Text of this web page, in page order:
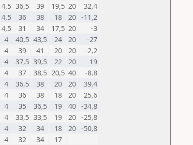
4,5 36,5 39 19,5 20
32,4
4,5 36 38 18 20 -11,2
4,5 31 34 17,5 20
-3
4 40,5 43,5 24 20
-27
4 39 41 20 20
-2,2
4 37,5 39,5 22 20
19
4 37 38,5 20,5 40
-8,8
4 36,5 38 20 20
39,4
4 36 38 18 20
25,6
4 35 36,5 19 40 -34,8
4 33,5 33,5 19 20 -25,8
4 32 34 18 20 -50,8
4 32 34
17